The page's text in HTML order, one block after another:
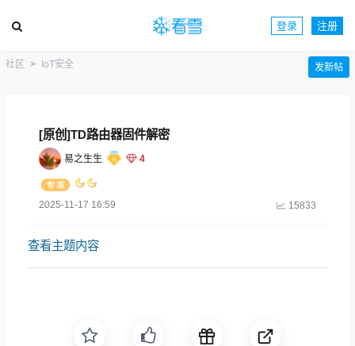
登录 注册
社区 IoT安全 发新帖
[原创]TD路由器固件解密
易之生生 4
2025-11-17 16:59 15833
查看主题内容